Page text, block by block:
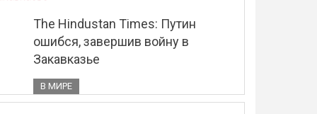
The Hindustan Times: Путин
ошибся, завершив войну в
Закавказье
В МИРЕ